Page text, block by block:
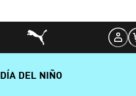
DÍA DEL NIÑO